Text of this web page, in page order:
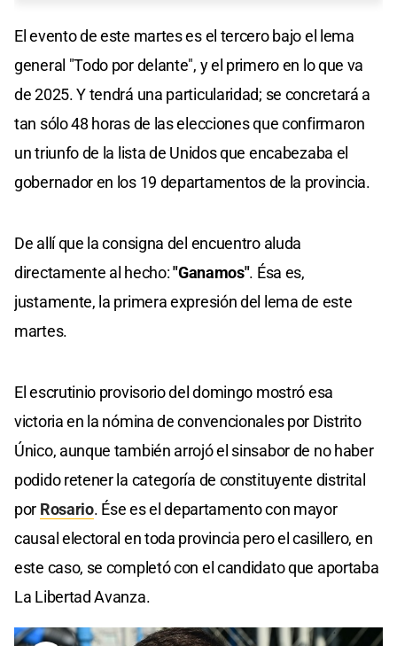
El evento de este martes es el tercero bajo el lema
general "Todo por delante", y el primero en lo que va
de 2025. Y tendrá una particularidad; se concretará a
tan sólo 48 horas de las elecciones que confirmaron
un triunfo de la lista de Unidos que encabezaba el
gobernador en los 19 departamentos de la provincia.
De allí que la consigna del encuentro aluda
directamente al hecho:"Ganamos". Ésa es,
justamente, la primera expresión del lema de este
martes.
El escrutinio provisorio del domingo mostró esa
victoria en la nómina de convencionales por Distrito
Único, aunque también arrojó el sinsabor de no haber
podido retener la categoría de constituyente distrital
por Rosario. Ése es el departamento con mayor
causal electoral en toda provincia pero el casillero, en
este caso, se completó con el candidato que aportaba
La Libertad Avanza.